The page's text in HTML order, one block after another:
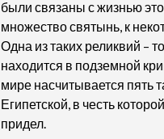
были связаны с жизнью
множество святынь, к
Одна из таких реликвий –
находится в подземной
мире насчитывается пять
Египетской, в честь
придел.